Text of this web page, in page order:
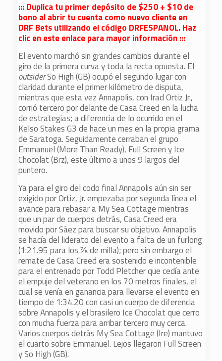
::: Duplica tu primer depósito de $250 + $10 de
bono al abrir tu cuenta como nuevo cliente en
DRF Bets utilizando el código DRFESPANOL. Haz
clic en este enlace para mayor información :::
El evento marchó sin grandes cambios durante el
giro de la primera curva y toda la recta opuesta. El
outsiderSo High (GB) ocupó el segundo lugar con
claridad durante el primer kilómetro de disputa,
mientras que esta vez Annapolis, con Irad Ortiz Jr.,
corrió tercero por delante de Casa Creed en la lucha
de estrategias; a diferencia de lo ocurrido en el
Kelso Stakes G3 de hace un mes en la propia grama
de Saratoga. Seguidamente cerraban el grupo
Emmanuel (More Than Ready), Full Screen y Ice
Chocolat (Brz), este último a unos 9 largos del
puntero.
Ya para el giro del codo final Annapolis aún sin ser
exigido por Ortiz, Jr. empezaba por segunda línea el
avance para rebasar a My Sea Cottage mientras
que un par de cuerpos detrás, Casa Creed era
movido por Sáez para buscar su objetivo. Annapolis
se hacía del liderato del evento a falta de un furlong
(1:21.95 para los ⅞ de milla); pero sin embargo el
remate de Casa Creed era sostenido e incontenible
para el entrenado por Todd Pletcher que cedía ante
el empuje del veterano en los 70 metros finales, el
cual se venía en ganancia para llevarse el evento en
tiempo de 1:34.20 con casi un cuerpo de diferencia
sobre Annapolis y el brasilero Ice Chocolat que cerro
con mucha fuerza para arribar tercero muy cerca.
Varios cuerpos detrás My Sea Cottage (Ire) mantuvo
el cuarto sobre Emmanuel. Lejos llegaron Full Screen
y So High (GB).